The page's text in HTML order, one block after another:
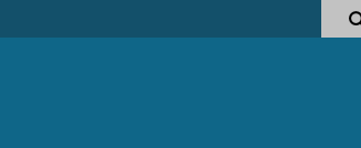
Formulário de busca